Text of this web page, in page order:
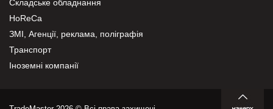
Складське обладнання
HoReCa
ЗМІ, Агенції, реклама, поліграфія
Транспорт
Іноземні компанії